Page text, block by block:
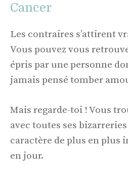
Cancer
Les contraires s’attirent
Vous pouvez vous
épris par une personne
jamais pensé tomber
Mais regarde-toi ! Vous
avec toutes ses
caractère de plus en plus
en jour.